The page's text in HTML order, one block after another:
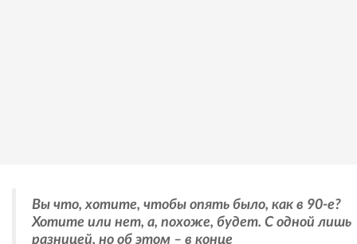
Вы что, хотите, чтобы опять было, как в 90-е?
Хотите или нет, а, похоже, будет. С одной лишь
разницей, но об этом – в конце